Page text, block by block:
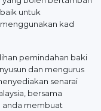
untuk
kad
pemindahan baki
dan mengurus
senarai
bersama
membuat